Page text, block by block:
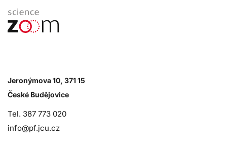
Jeronýmova 10, 371 15
České Budějovice
Tel. 387 773 020
info@pf.jcu.cz